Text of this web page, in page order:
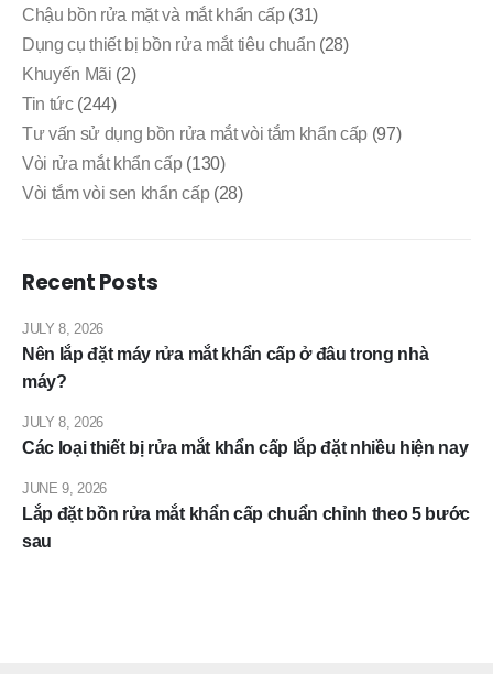
Chậu bồn rửa mặt và mắt khẩn cấp(31)
Dụng cụ thiết bị bồn rửa mắt tiêu chuẩn (28)
Khuyến Mãi (2)
Tin tức(244)
Tư vấn sử dụng bồn rửa mắt vòi tắm khẩn cấp (97)
Vòi rửa mắt khẩn cấp(130)
Vòi tắm vòi sen khẩn cấp(28)
Recent Posts
Nên lắp đặt máy rửa mắt khẩn cấp ở đâu trong nhà
máy?
JULY 8, 2026
Các loại thiết bị rửa mắt khẩn cấp lắp đặt nhiều hiện nay
JULY 8, 2026
Lắp đặt bồn rửa mắt khẩn cấp chuẩn chỉnh theo 5 bước
sau
JUNE 9, 2026